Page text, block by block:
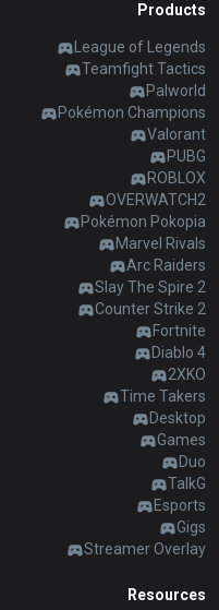
Products
League of Legends
Teamfight Tactics
Palworld
Pokémon Champions
Valorant
PUBG
ROBLOX
OVERWATCH2
Pokémon Pokopia
Marvel Rivals
Arc Raiders
Slay The Spire 2
Counter Strike 2
Fortnite
Diablo 4
2XKO
Time Takers
Desktop
Games
Duo
TalkG
Esports
Gigs
Streamer Overlay
Resources
OP.GG for Mobile
AllT
Valorant
Gigs
TalkG
Esports
magyar
suomi
Türkçe
limba română
português
简体中文
繁體中文
српски језик
italiano
ไทย